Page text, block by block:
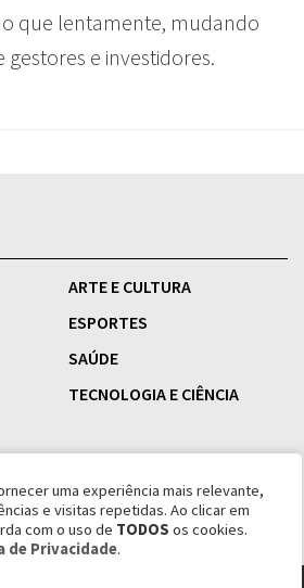
que lentamente, mudando
e investidores.
ARTE E CULTURA
ESPORTES
SAÚDE
TECNOLOGIA E CIÊNCIA
uma experiência mais relevante,
e visitas repetidas. Ao clicar em
com o uso de TODOS os cookies.
de Privacidade.